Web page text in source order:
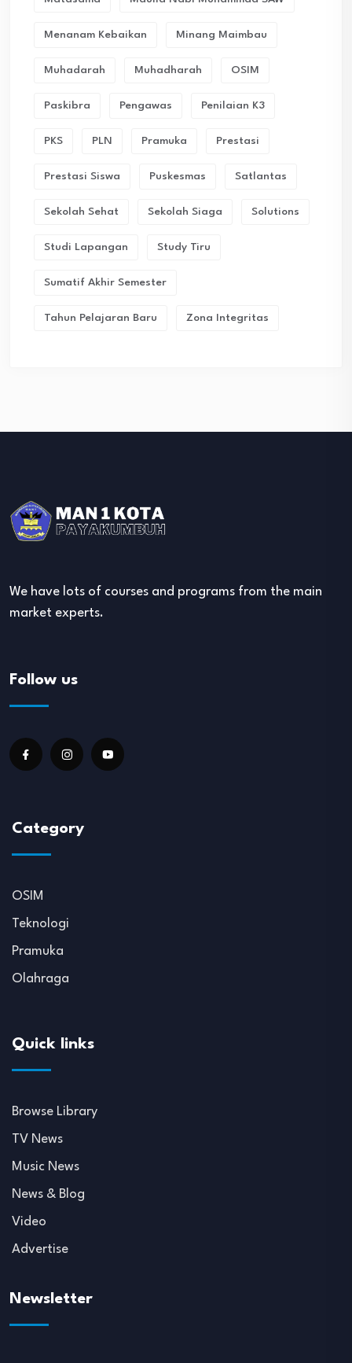
Menanam Kebaikan Minang Maimbau
Muhadarah Muhadharah OSIM
Paskibra Pengawas Penilaian K3
PKS PLN Pramuka Prestasi
Prestasi Siswa Puskesmas Satlantas
Sekolah Sehat Sekolah Siaga Solutions
Studi Lapangan Study Tiru
Sumatif Akhir Semester
Tahun Pelajaran Baru Zona Integritas
We have lots of courses and programs from the main
market experts.
Follow us
Category
OSIM
Teknologi
Pramuka
Olahraga
Quick links
Browse Library
TV News
Music News
News & Blog
Video
Advertise
Newsletter